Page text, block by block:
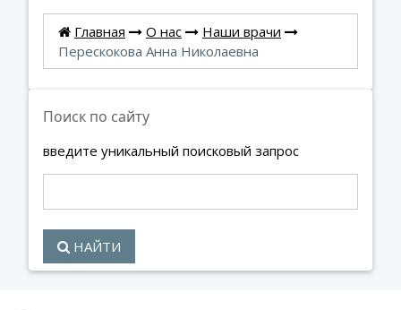
Главная О нас
Наши врачи
Перескокова Анна Николаевна
Поиск по сайту
введите уникальный поисковый запрос
НАЙТИ